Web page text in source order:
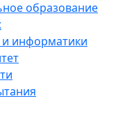
образование
информатики